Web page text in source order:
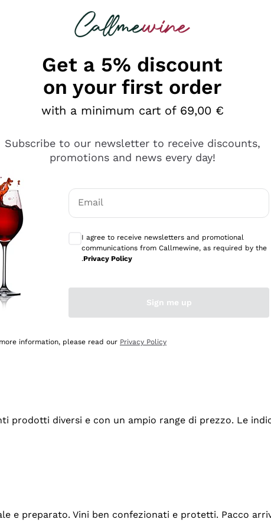
looking for
professionalità
diversi e con un ampio range di prezzo. Le
e preparato. Vini ben confezionati e protetti. Pacco
Get a 5% discount
on your first order
with a minimum cart of 69,00 €
Subscribe to our newsletter to receive discounts,
promotions and news every day!
Email
I agree to receive newsletters and promotional
communications from Callmewine, as required by the
.Privacy Policy
Sign me up
information, please read our Privacy Policy